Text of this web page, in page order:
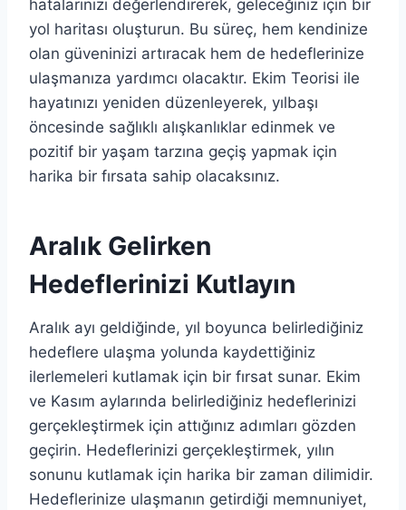
hatalarınızı değerlendirerek, geleceğiniz için bir
yol haritası oluşturun. Bu süreç, hem kendinize
olan güveninizi artıracak hem de hedeflerinize
ulaşmanıza yardımcı olacaktır. Ekim Teorisi ile
hayatınızı yeniden düzenleyerek, yılbaşı
öncesinde sağlıklı alışkanlıklar edinmek ve
pozitif bir yaşam tarzına geçiş yapmak için
harika bir fırsata sahip olacaksınız.
Aralık Gelirken
Hedeflerinizi Kutlayın
Aralık ayı geldiğinde, yıl boyunca belirlediğiniz
hedeflere ulaşma yolunda kaydettiğiniz
ilerlemeleri kutlamak için bir fırsat sunar. Ekim
ve Kasım aylarında belirlediğiniz hedeflerinizi
gerçekleştirmek için attığınız adımları gözden
geçirin. Hedeflerinizi gerçekleştirmek, yılın
sonunu kutlamak için harika bir zaman dilimidir.
Hedeflerinize ulaşmanın getirdiği memnuniyet,